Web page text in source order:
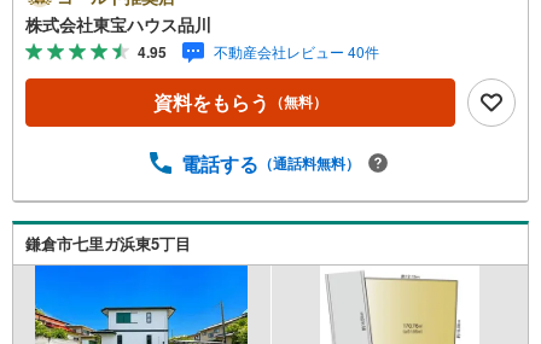
トを大切にしています。現地でしか分からないリアルな情
報も含めて、一緒に後悔しない住まい探しを進めていきま
しょう。まずはお気軽にご相談ください。【Yahoo！ 不動
産キャンペーン対象店舗】当店で物件を成約するとPayPay
ボーナスライトがもらえる「Yahoo！ 不動産 物件ご成約キ
予約をする」ボタンからお問い合わせください。※必ずYah
スライトは出金と譲渡はできません。ご案内・詳細な資料
のご請求はお気軽にどうぞ♪お電話でのお問い合わせも常
時受け付けております！お気軽にお問い合わせください。
株式会社東宝ハウス品川
4.95 不動産会社レビュー 40件
資料をもらう （無料）
電話する （通話料無料）
鎌倉市七里ガ浜東5丁目